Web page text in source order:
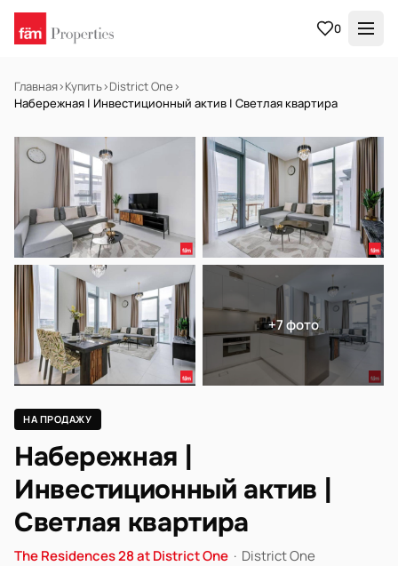
0
Главная›Купить›District One›
Набережная | Инвестиционный актив | Светлая квартира
НА ПРОДАЖУ Готов к заселению
+7 фото
НА ПРОДАЖУ
Набережная |
Инвестиционный актив |
Светлая квартира
The Residences 28 at District One · District One